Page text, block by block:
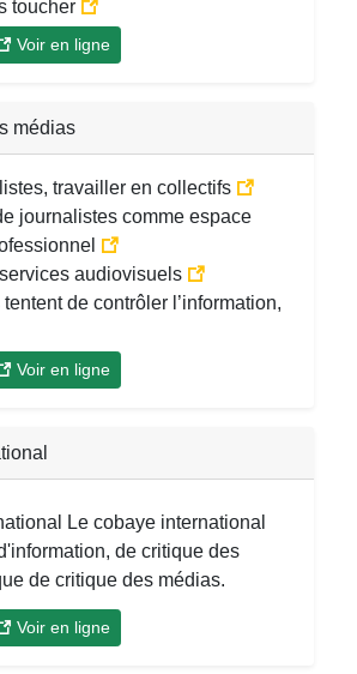
toucher
Voir en ligne
médias
travailler en collectifs
journalistes comme espace
audiovisuels
de contrôler l’information,
Voir en ligne
Le cobaye international
de critique des
de critique des médias.
Voir en ligne